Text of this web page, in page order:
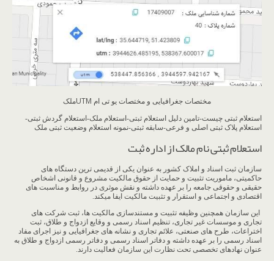
مختصات جغرافیایی و مختصات یو تی ام UTMملک
استعلام ثبتی چیست-تامین دلیل استعلام ثبتی-استعلام ملک-استعلام گردش ثبتی-
استعلام پلاک ثبتی اصلی و فرعی-سابقه ثبتی-نمونه استعلام وضعیت ثبتی ملک
استعلام ثبتی نام مالک از اداره ثبت
سازمان ثبت اسناد و املاک کشور به عنوان یکی از قدیمی ترین دستگاه های
حاکمیتی، ماموریت تثبیت و حمایت از حقوق مالکیت مشروع و قانونی اشخاص
حقیقی و حقوقی جامعه را بر عهده داشته و نقش موثری در روابط و مناسبت های
اقتصادی و اجتماعی و استقرار و تثبیت مالکیت ایفا میکند.
این سازمان همچنین وظیفه تثبیت و مستندسازی مالکیت ها، ثبت شرکت های
تجاری و موسسات غیر تجاری، تنظیم اسناد رسمی و وقایع ازدواج و طلاق، ثبت
اختراعات، طرح های صنعتی، علائم تجاری و نشانه های جغرافیایی و نیز اجرای مفاد
اسناد رسمی را بر عهده داشته و دفاتر اسناد رسمی و دفاتر رسمی ازدواج و طلاق به
عنوان نهادهای تخصصی تحت نظارت این سازمان فعالیت دارند.